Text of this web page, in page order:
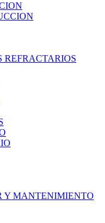
REFRACTARIOS
Y MANTENIMIENTO